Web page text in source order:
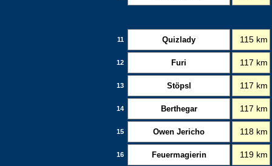
11 Quizlady 115 km
12 Furi 117 km
13 Stöpsl 117 km
14 Berthegar 117 km
15 Owen Jericho 118 km
16 Feuermagierin 119 km